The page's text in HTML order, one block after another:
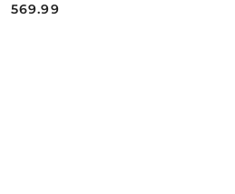
Cena:
569.99